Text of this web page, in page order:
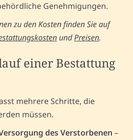
Genehmigungen.
zu den Kosten finden Sie auf
undPreisen.
einer Bestattung
mehrere Schritte, die
müssen.
des Verstorbenen –